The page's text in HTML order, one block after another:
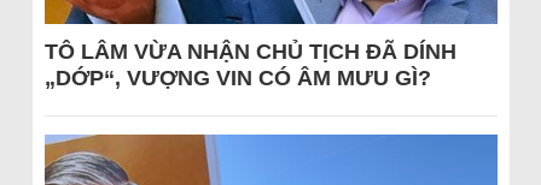
TÔ LÂM VỪA NHẬN CHỦ TỊCH ĐÃ DÍNH
„DỚP“, VƯỢNG VIN CÓ ÂM MƯU GÌ?